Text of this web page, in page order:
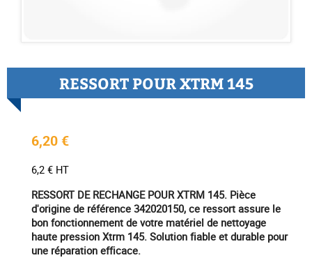
RESSORT POUR XTRM 145
6,20 €
6,2 € HT
RESSORT DE RECHANGE POUR XTRM 145. Pièce
d'origine de référence 342020150, ce ressort assure le
bon fonctionnement de votre matériel de nettoyage
haute pression Xtrm 145. Solution fiable et durable pour
une réparation efficace.